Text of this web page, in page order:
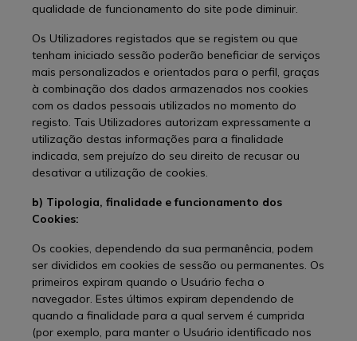
qualidade de funcionamento do site pode diminuir.
Os Utilizadores registados que se registem ou que
tenham iniciado sessão poderão beneficiar de serviços
mais personalizados e orientados para o perfil, graças
à combinação dos dados armazenados nos cookies
com os dados pessoais utilizados no momento do
registo. Tais Utilizadores autorizam expressamente a
utilização destas informações para a finalidade
indicada, sem prejuízo do seu direito de recusar ou
desativar a utilização de cookies.
b) Tipologia, finalidade e funcionamento dos
Cookies:
Os cookies, dependendo da sua permanência, podem
ser divididos em cookies de sessão ou permanentes. Os
primeiros expiram quando o Usuário fecha o
navegador. Estes últimos expiram dependendo de
quando a finalidade para a qual servem é cumprida
(por exemplo, para manter o Usuário identificado nos